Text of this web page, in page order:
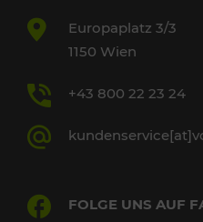
Europaplatz 3/3
1150 Wien
+43 800 22 23 24
FOLGE UNS AUF